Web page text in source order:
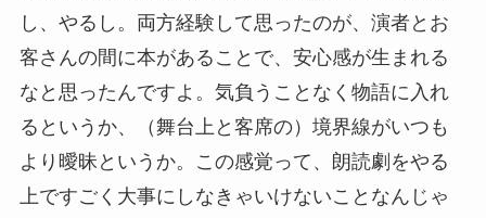
し、やるし。両方経験して思ったのが、演者とお
客さんの間に本があることで、安心感が生まれる
なと思ったんですよ。気負うことなく物語に入れ
るというか、（舞台上と客席の）境界線がいつも
より曖昧というか。この感覚って、朗読劇をやる
上ですごく大事にしなきゃいけないことなんじゃ